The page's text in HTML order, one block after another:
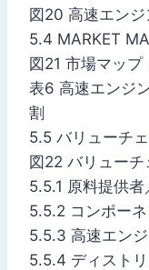
図20 高速エンジ
5.4 MARKET
図21 市場マッ
表6 高速エンジ
割
5.5 バリューチ
図22 バリュー
5.5.1 原料提供
5.5.2 コンポー
5.5.3 高速エン
5.5.4 ディスト